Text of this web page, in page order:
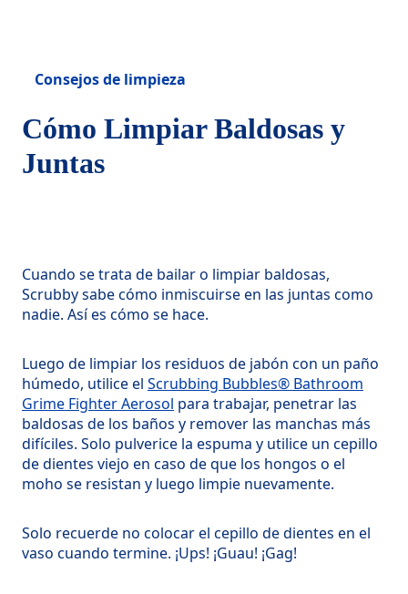
Consejos de limpieza
Cómo Limpiar Baldosas y
Juntas
Cuando se trata de bailar o limpiar baldosas,
Scrubby sabe cómo inmiscuirse en las juntas como
nadie. Así es cómo se hace.
Luego de limpiar los residuos de jabón con un paño
húmedo, utilice el Scrubbing Bubbles® Bathroom
Grime Fighter Aerosol para trabajar, penetrar las
baldosas de los baños y remover las manchas más
difíciles. Solo pulverice la espuma y utilice un cepillo
de dientes viejo en caso de que los hongos o el
moho se resistan y luego limpie nuevamente.
Solo recuerde no colocar el cepillo de dientes en el
vaso cuando termine. ¡Ups! ¡Guau! ¡Gag!